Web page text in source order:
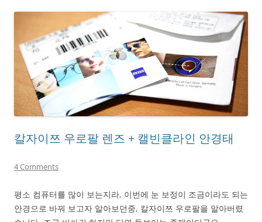
칼자이쯔 우로팔 렌즈 + 캘빈클라인 안경태
4 Comments
평소 컴퓨터를 많이 보는지라, 이번에 눈 보정이 조금이라도 되는
안경으로 바꿔 보고자 알아보던중, 칼자이쯔 우로팔을 알아버렸